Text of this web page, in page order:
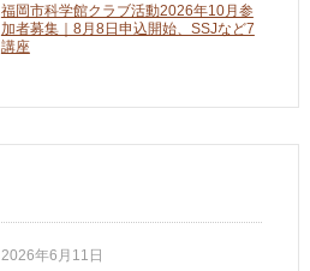
福岡市科学館クラブ活動2026年10月参
加者募集｜8月8日申込開始、SSJなど7
講座
2026年6月11日